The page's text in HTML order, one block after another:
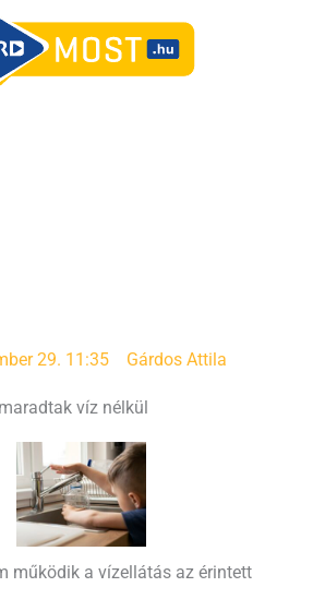
29. 11:35 Gárdos Attila
víz nélkül
működik a vízellátás az érintett